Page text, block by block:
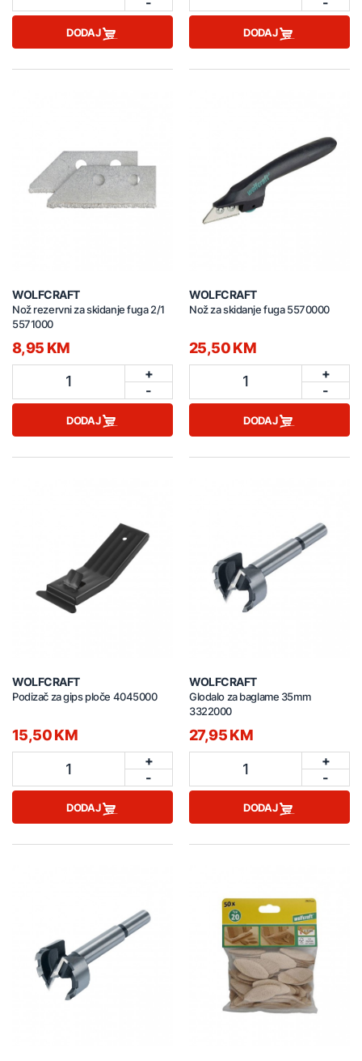
DODAJ DODAJ
WOLFCRAFT
Nož rezervni za skidanje fuga 2/1
5571000
8,95 KM
1
+
-
DODAJ
WOLFCRAFT
Nož za skidanje fuga 5570000
25,50 KM
1
+
-
DODAJ
WOLFCRAFT
Podizač za gips ploče 4045000
15,50 KM
1
+
-
DODAJ
WOLFCRAFT
Glodalo za baglame 35mm
3322000
27,95 KM
1
+
-
DODAJ